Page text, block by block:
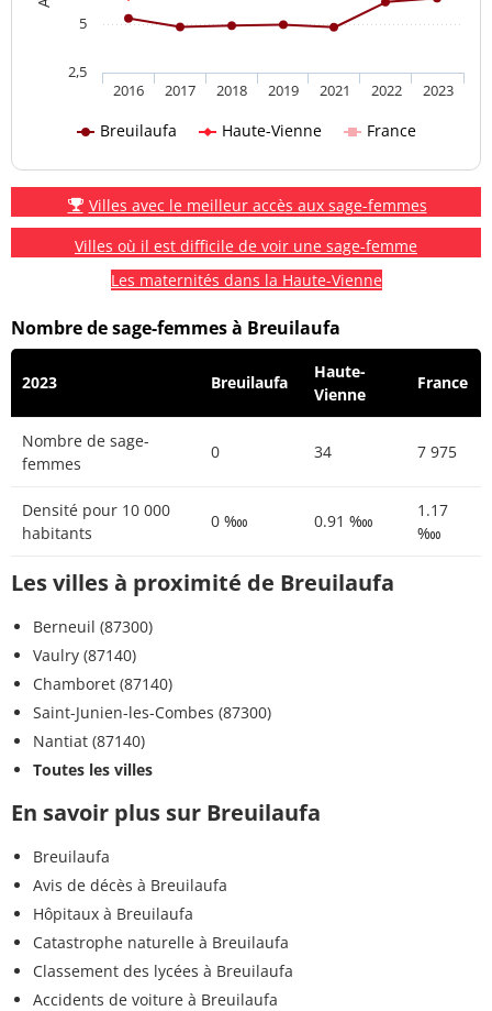
Breuilaufa Haute-Vienne France
2016 2017 2018 2019 2021 2022 2023
2,5
5
Villes avec le meilleur accès aux sage-femmes
Villes où il est difficile de voir une sage-femme
Les maternités dans la Haute-Vienne
Nombre de sage-femmes à Breuilaufa
2023 Breuilaufa
Haute-
Vienne
France
Nombre de sage-
femmes
0 34 7 975
Densité pour 10 000
habitants
0 ‱ 0.91 ‱
1.17
‱
Les villes à proximité de Breuilaufa
Berneuil (87300)
Vaulry (87140)
Chamboret (87140)
Saint-Junien-les-Combes (87300)
Nantiat (87140)
Toutes les villes
En savoir plus sur Breuilaufa
Breuilaufa
Avis de décès à Breuilaufa
Hôpitaux à Breuilaufa
Catastrophe naturelle à Breuilaufa
Classement des lycées à Breuilaufa
Accidents de voiture à Breuilaufa